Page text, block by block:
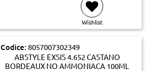
Wishlist
Codice: 8057007302349
ABSTYLE EXSIS 4.652 CASTANO
BORDEAUX NO AMMONIACA 100ML